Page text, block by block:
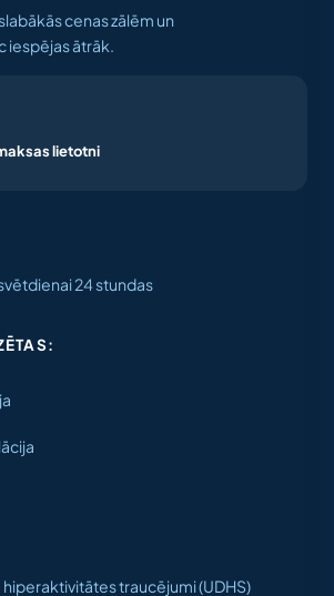
cenas zālēm un
iespējas ātrāk.
lietotni
24 stundas
traucējumi (UDHS)